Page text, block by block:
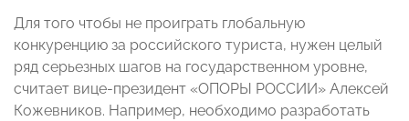
Для того чтобы не проиграть глобальную
конкуренцию за российского туриста, нужен целый
ряд серьезных шагов на государственном уровне,
считает вице-президент «ОПОРЫ РОССИИ» Алексей
Кожевников. Например, необходимо разработать